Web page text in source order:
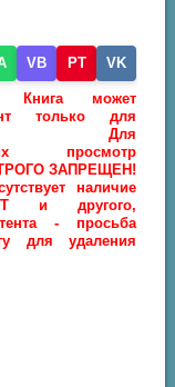
VB PT VK
Книга может
только для
Для
просмотр
ЗАПРЕЩЕН!
наличие
и другого,
- просьба
для удаления